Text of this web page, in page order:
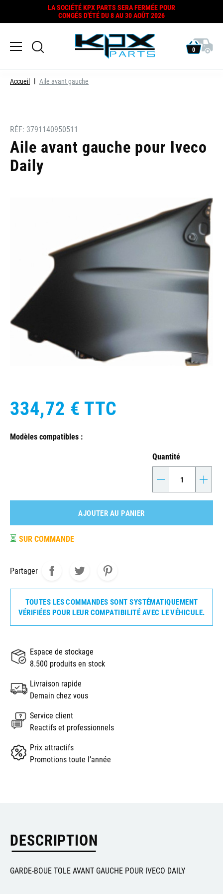
LA SOCIÉTÉ KPX PARTS SERA FERMÉE POUR
CONGÉS D'ÉTÉ DU 8 AU 30 AOÛT 2026
0
Accueil Aile avant gauche
RÉF: 3791140950511
Aile avant gauche pour Iveco
Daily
334,72 € TTC
Modèles compatibles :
Quantité
- +
AJOUTER AU PANIER
⏳ SUR COMMANDE
Partager
TOUTES LES COMMANDES SONT SYSTÉMATIQUEMENT
VÉRIFIÉES POUR LEUR COMPATIBILITÉ AVEC LE VÉHICULE.
Espace de stockage
8.500 produits en stock
Livraison rapide
Demain chez vous
Service client
Reactifs et professionnels
Prix attractifs
Promotions toute l’année
DESCRIPTION
GARDE-BOUE TOLE AVANT GAUCHE POUR IVECO DAILY